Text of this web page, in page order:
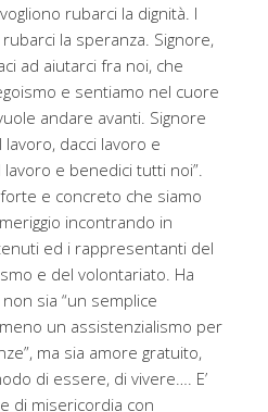
rubarci la dignità. I
la speranza. Signore,
ad aiutarci fra noi, che
e sentiamo nel cuore
andare avanti. Signore
dacci lavoro e
e benedici tutti noi”.
e concreto che siamo
incontrando in
ed i rappresentanti del
e del volontariato. Ha
sia “un semplice
un assistenzialismo per
ma sia amore gratuito,
di essere, di vivere…. E’
di misericordia con